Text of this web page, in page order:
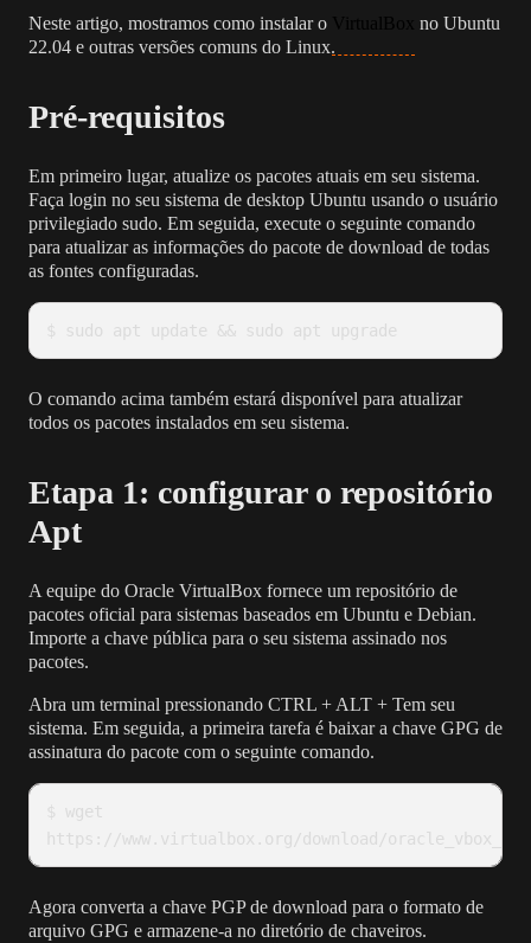
Neste artigo, mostramos como instalar o
no Ubuntu
22.04 e outras versões comuns do Linux.
Pré-requisitos
Em primeiro lugar, atualize os pacotes atuais em seu sistema.
Faça login no seu sistema de desktop Ubuntu usando o usuário
privilegiado sudo. Em seguida, execute o seguinte comando
para atualizar as informações do pacote de download de todas
as fontes configuradas.
$ sudo apt update && sudo apt upgrade
O comando acima também estará disponível para atualizar
todos os pacotes instalados em seu sistema.
Etapa 1: configurar o repositório
Apt
A equipe do Oracle VirtualBox fornece um repositório de
pacotes oficial para sistemas baseados em Ubuntu e Debian.
Importe a chave pública para o seu sistema assinado nos
pacotes.
Abra um terminal pressionando CTRL + ALT + Tem seu
sistema. Em seguida, a primeira tarefa é baixar a chave GPG de
assinatura do pacote com o seguinte comando.
$ wget
https://www.virtualbox.org/download/
Agora converta a chave PGP de download para o formato de
arquivo GPG e armazene-a no diretório de chaveiros.